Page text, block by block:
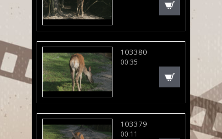
103380
00:35
103379
00:11